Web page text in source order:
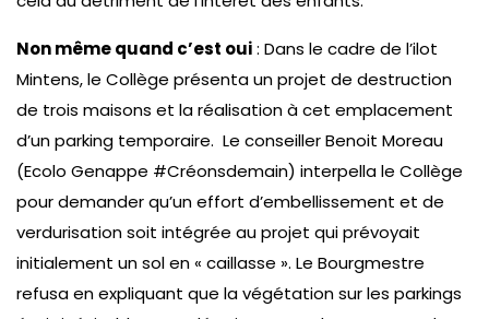
Non même quand c’est oui: Dans le cadre de l’ilot
Mintens, le Collège présenta un projet de destruction
de trois maisons et la réalisation à cet emplacement
d’un parking temporaire. Le conseiller Benoit Moreau
(Ecolo Genappe #Créonsdemain) interpella le Collège
pour demander qu’un effort d’embellissement et de
verdurisation soit intégrée au projet qui prévoyait
initialement un sol en « caillasse ». Le Bourgmestre
refusa en expliquant que la végétation sur les parkings